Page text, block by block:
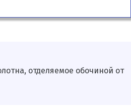
отделяемое обочиной от